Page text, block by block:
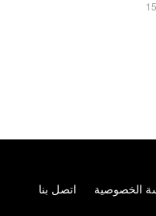
الخصوصية اتصل بنا